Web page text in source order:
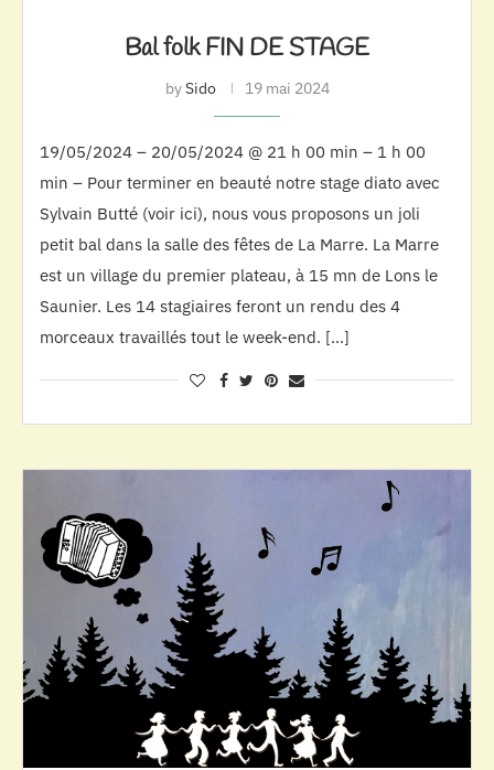
Bal folk FIN DE STAGE
bySido 19 mai 2024
19/05/2024 – 20/05/2024 @ 21 h 00 min – 1 h 00
min – Pour terminer en beauté notre stage diato avec
Sylvain Butté (voir ici), nous vous proposons un joli
petit bal dans la salle des fêtes de La Marre. La Marre
est un village du premier plateau, à 15 mn de Lons le
Saunier. Les 14 stagiaires feront un rendu des 4
morceaux travaillés tout le week-end. […]